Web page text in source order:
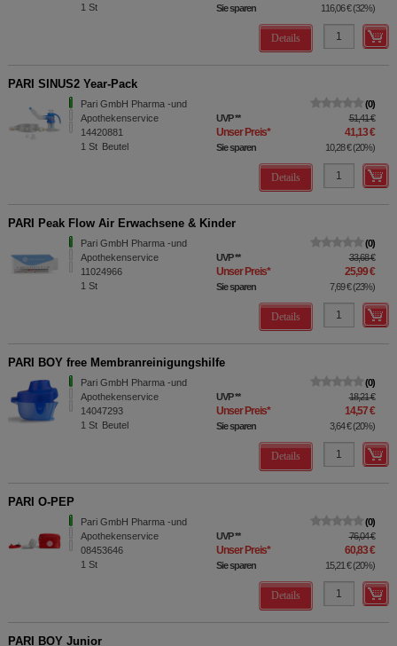
1 St Sie sparen 116,06 €(32%)
Details
PARI SINUS2 Year-Pack
Pari GmbH Pharma -und
Apothekenservice
14420881
1 St Beutel
0
UVP** 51,41 €
Unser Preis* 41,13 €
Sie sparen 10,28 €(20%)
Details
PARI Peak Flow Air Erwachsene & Kinder
Pari GmbH Pharma -und
Apothekenservice
11024966
1 St
0
UVP** 33,68 €
Unser Preis* 25,99 €
Sie sparen 7,69 €(23%)
Details
PARI BOY free Membranreinigungshilfe
Pari GmbH Pharma -und
Apothekenservice
14047293
1 St Beutel
0
UVP** 18,21 €
Unser Preis* 14,57 €
Sie sparen 3,64 €(20%)
Details
PARI O-PEP
Pari GmbH Pharma -und
Apothekenservice
08453646
1 St
0
UVP** 76,04 €
Unser Preis* 60,83 €
Sie sparen 15,21 €(20%)
Details
PARI BOY Junior